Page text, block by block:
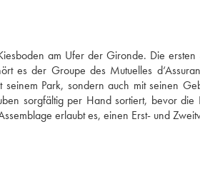
am Ufer der Gironde. Die ersten
es der Groupe des Mutuelles
Park, sondern auch mit seinen
sorgfältig per Hand sortiert, bevor die
erlaubt es, einen Erst- und